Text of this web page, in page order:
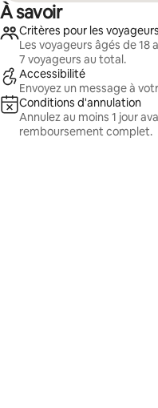
À savoir
Critères pour les voyageurs
Les voyageurs âgés de
7 voyageurs au total.
Accessibilité
Envoyez un message à
Conditions d'annulation
Annulez au moins 1 jour
remboursement complet.